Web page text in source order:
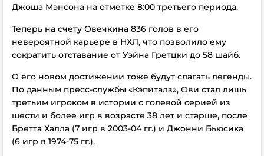
Джоша Мэнсона на отметке 8:00 третьего периода.
Теперь на счету Овечкина 836 голов в его
невероятной карьере в НХЛ, что позволило ему
сократить отставание от Уэйна Гретцки до 58 шайб.
О его новом достижении тоже будут слагать легенды.
По данным пресс-службы «Кэпиталз», Ови стал лишь
третьим игроком в истории с голевой серией из
шести и более игр в возрасте 38 лет и старше, после
Бретта Халла (7 игр в 2003-04 гг.) и Джонни Бьюсика
(6 игр в 1974-75 гг.).